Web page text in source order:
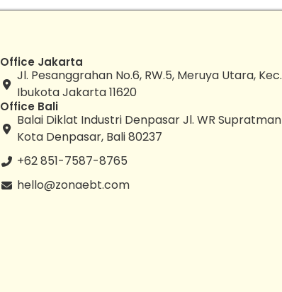
Office Jakarta
Jl. Pesanggrahan No.6, RW.5, Meruya Utara,
Ibukota Jakarta 11620
Office Bali
Balai Diklat Industri Denpasar Jl. WR
Kota Denpasar, Bali 80237
+62 851-7587-8765
hello@zonaebt.com